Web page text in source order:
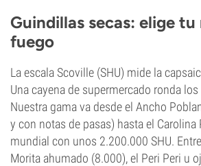
Guindillas secas: elige tu
fuego
La escala Scoville (SHU) mide la
Una cayena de supermercado ronda los
Nuestra gama va desde el Ancho
y con notas de pasas) hasta el Carolina
mundial con unos 2.200.000 SHU.
Morita ahumado (8.000), el Peri Peri u